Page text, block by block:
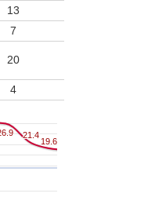
13
7
20
4
21.4
21.4
19.6
19.6